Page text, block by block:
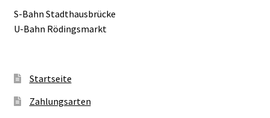
S-Bahn Stadthausbrücke
U-Bahn Rödingsmarkt
Startseite
Zahlungsarten